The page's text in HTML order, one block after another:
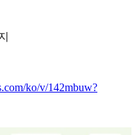
ko/v/142mbuw?